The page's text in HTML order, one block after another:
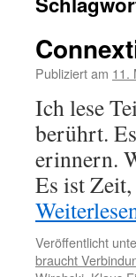
Publiziert am 11.
Ich lese
berührt.
erinnern.
Es ist
Veröffentlicht
braucht